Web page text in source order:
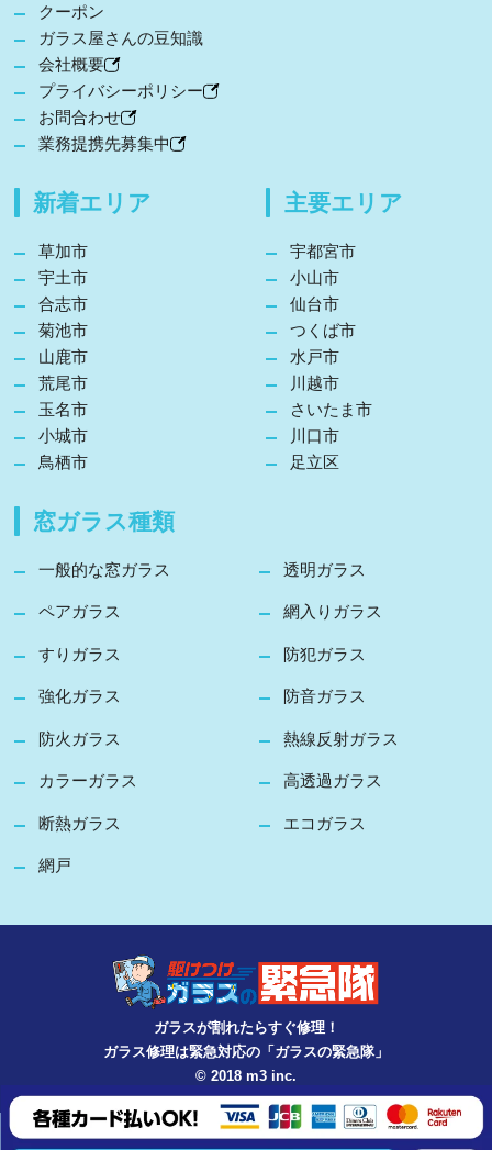
クーポン
ガラス屋さんの豆知識
会社概要
プライバシーポリシー
お問合わせ
業務提携先募集中
新着エリア
草加市
宇土市
合志市
菊池市
山鹿市
荒尾市
玉名市
小城市
鳥栖市
主要エリア
宇都宮市
小山市
仙台市
つくば市
水戸市
川越市
さいたま市
川口市
足立区
窓ガラス種類
一般的な窓ガラス 透明ガラス
ペアガラス 網入りガラス
すりガラス 防犯ガラス
強化ガラス 防音ガラス
防火ガラス 熱線反射ガラス
カラーガラス 高透過ガラス
断熱ガラス エコガラス
網戸
ガラスが割れたらすぐ修理！
ガラス修理は緊急対応の「ガラスの緊急隊」
© 2018 m3 inc.